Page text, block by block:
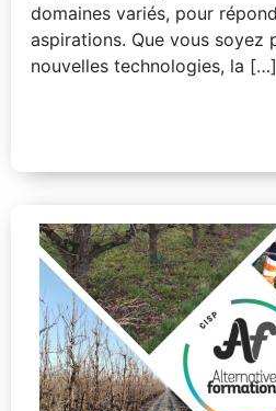
domaines variés, pour
aspirations. Que vous soyez
nouvelles technologies, la […]